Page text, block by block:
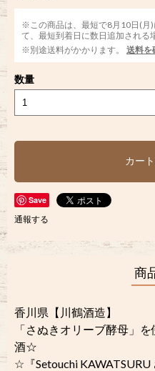
※この商品は、最短で8月10日(月
て、最短到着日に数日追加される
※別途送料がかかります。
送料を
数量
カー
Save
通報する
商
香川県【川鶴酒造】
「さぬきオリーブ酵母」
酒☆
☆『Setouchi